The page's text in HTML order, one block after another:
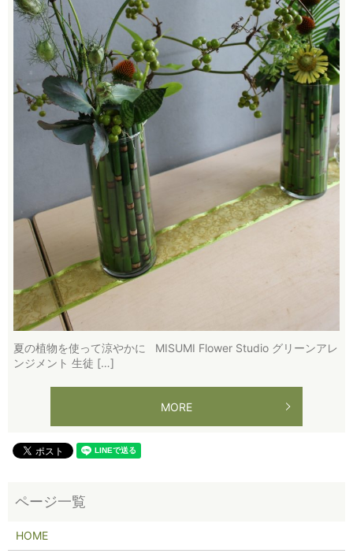
夏の植物を使って涼やかに MISUMI Flower Studio グリーンアレ
ンジメント 生徒 […]
MORE
HOME